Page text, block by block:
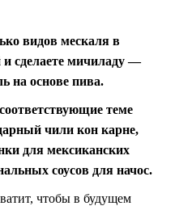
видов мескаля в
и сделаете мичиладу —
на основе пива.
теме
чили кон карне,
для мексиканских
соусов для начос.
чтобы в будущем